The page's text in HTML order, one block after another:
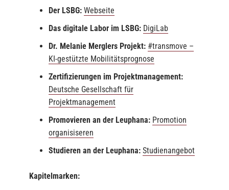
Der LSBG: Webseite
Das digitale Labor im LSBG: DigiLab
Dr. Melanie Merglers Projekt: #transmove –
KI-gestützte Mobilitätsprognose
Zertifizierungen im Projektmanagement:
Deutsche Gesellschaft für
Projektmanagement
Promovieren an der Leuphana: Promotion
organisiseren
Studieren an der Leuphana: Studienangebot
Kapitelmarken: